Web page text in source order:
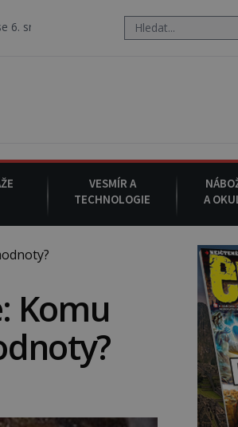
ve své oblíbené restauraci, pak si na
VESMÍR A
TECHNOLOGIE
A
Komu